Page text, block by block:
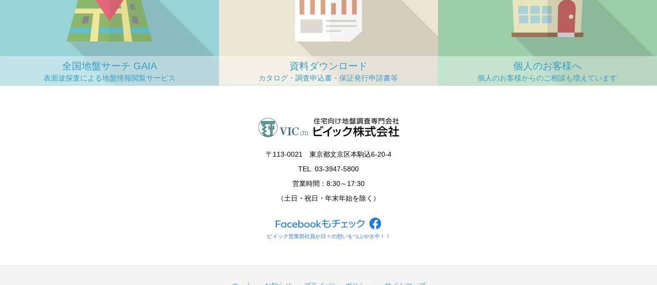
全国地盤サーチ GAIA 資料ダウンロード 個人のお客様へ
〒113‐0021 東京都文京区本駒込6-20-4
TEL. 03-3947-5800
営業時間：8:30～17:30
（土日・祝日・年末年始を除く）
ビイック営業部社員が日々の想いをつぶやき中！！